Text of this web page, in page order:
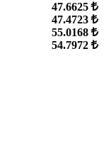
47.6625
47.4723
55.0168
54.7972